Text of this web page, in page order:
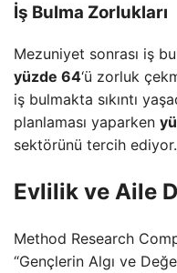
İş Bulma Zorlukları
Mezuniyet sonrası iş
yüzde 64‘ü zorluk
iş bulmakta sıkıntı
planlaması yaparken
sektörünü tercih ediyor.
Evlilik ve Aile
Method Research
“Gençlerin Algı ve